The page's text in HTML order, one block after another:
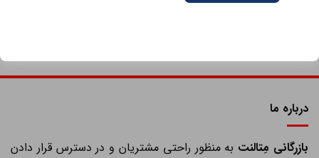
درباره ما
بازرگانی مِتالنتبه منظور راحتی مشتریان و در دسترس قرار دادن